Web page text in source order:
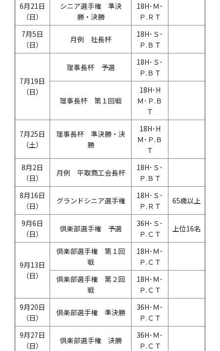
6月21日
（日）
シニア選手権 準決
勝・決勝
18H･Ｍ･
Ｐ.ＲＴ
7月5日
（日）
月例 社長杯
18H･Ｓ･
Ｐ.ＢＴ
7月19日
（日）
理事長杯 予選
18H･Ｓ･
Ｐ.ＢＴ
理事長杯 第１回戦
18H･H
Ｍ･Ｐ.Ｂ
Ｔ
7月25日
（土）
理事長杯 準決勝・決
勝
18H･H
Ｍ･Ｐ.Ｂ
Ｔ
8月2日
（日）
月例 平取商工会長杯
18H･Ｓ･
Ｐ.ＢＴ
8月16日
（日）
グランドシニア選手権
18H･Ｓ･
Ｐ.ＲＴ
65歳以上
9月6日
（日）
倶楽部選手権 予選
36H･Ｓ･
Ｐ.ＣＴ
上位16名
9月13日
（日）
倶楽部選手権 第１回
戦
18H･Ｍ･
Ｐ.ＣＴ
倶楽部選手権 第２回
戦
18H･Ｍ･
Ｐ.ＣＴ
9月20日
（日）
倶楽部選手権 準決勝
36H･Ｍ･
Ｐ.ＣＴ
9月27日
（日）
倶楽部選手権 決勝
36H･Ｍ･
Ｐ.ＣＴ